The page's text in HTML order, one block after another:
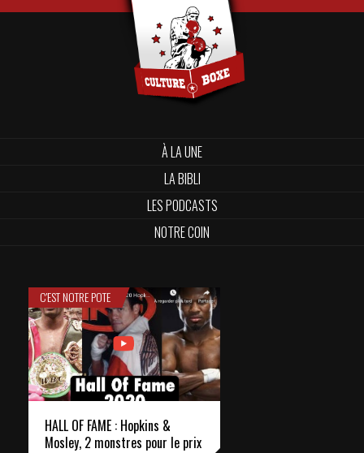
À LA UNE
LA BIBLI
LES PODCASTS
NOTRE COIN
C'EST NOTRE POTE
HALL OF FAME : Hopkins &
Mosley, 2 monstres pour le prix